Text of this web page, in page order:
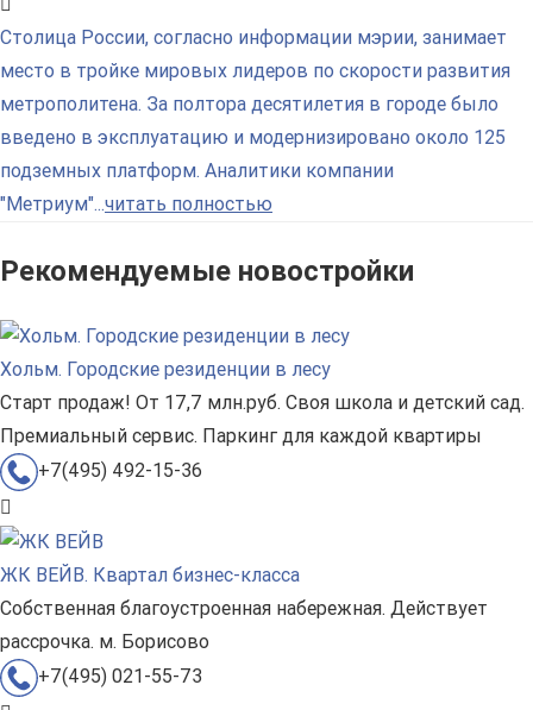
Столица России, согласно информации мэрии, занимает
место в тройке мировых лидеров по скорости развития
метрополитена. За полтора десятилетия в городе было
введено в эксплуатацию и модернизировано около 125
подземных платформ. Аналитики компании
"Метриум"...читать полностью
Рекомендуемые новостройки
Хольм. Городские резиденции в лесу
Старт продаж! От 17,7 млн.руб. Своя школа и детский сад.
Премиальный сервис. Паркинг для каждой квартиры
+7(495) 492-15-36
ЖК ВЕЙВ. Квартал бизнес-класса
Собственная благоустроенная набережная. Действует
рассрочка. м. Борисово
+7(495) 021-55-73